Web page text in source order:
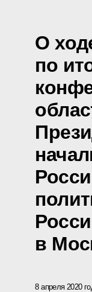
О
по
в
8 апреля 2020